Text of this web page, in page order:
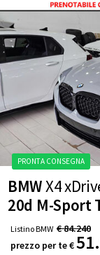
Controllo vocale
Vivavoce
Touch
Android Auto
Marmitta catalitica
Luci diurne
Luci
Plancia in pelle
Climatizzatore
Pneumatici estivi
Airbag passeggero
Airbag testa
Sensore di
Telecamera per
Riconoscimento dei
Specchietto
BMWX4
prezzo per te€
ListinoBMW €84.240